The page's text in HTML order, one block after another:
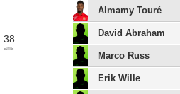
38
ans
Almamy Touré
David Abraham
Marco Russ
Erik Wille